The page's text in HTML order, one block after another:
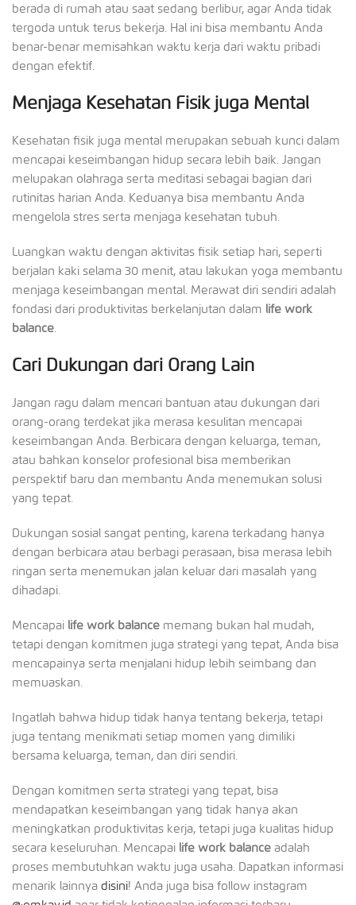
berada di rumah atau saat sedang berlibur, agar Anda tidak
tergoda untuk terus bekerja. Hal ini bisa membantu Anda
benar-benar memisahkan waktu kerja dari waktu pribadi
dengan efektif.
Menjaga Kesehatan Fisik juga Mental
Kesehatan fisik juga mental merupakan sebuah kunci dalam
mencapai keseimbangan hidup secara lebih baik. Jangan
melupakan olahraga serta meditasi sebagai bagian dari
rutinitas harian Anda. Keduanya bisa membantu Anda
mengelola stres serta menjaga kesehatan tubuh.
Luangkan waktu dengan aktivitas fisik setiap hari, seperti
berjalan kaki selama 30 menit, atau lakukan yoga membantu
menjaga keseimbangan mental. Merawat diri sendiri adalah
fondasi dari produktivitas berkelanjutan dalam life work
balance.
Cari Dukungan dari Orang Lain
Jangan ragu dalam mencari bantuan atau dukungan dari
orang-orang terdekat jika merasa kesulitan mencapai
keseimbangan Anda. Berbicara dengan keluarga, teman,
atau bahkan konselor profesional bisa memberikan
perspektif baru dan membantu Anda menemukan solusi
yang tepat.
Dukungan sosial sangat penting, karena terkadang hanya
dengan berbicara atau berbagi perasaan, bisa merasa lebih
ringan serta menemukan jalan keluar dari masalah yang
dihadapi.
Mencapai life work balance memang bukan hal mudah,
tetapi dengan komitmen juga strategi yang tepat, Anda bisa
mencapainya serta menjalani hidup lebih seimbang dan
memuaskan.
Ingatlah bahwa hidup tidak hanya tentang bekerja, tetapi
juga tentang menikmati setiap momen yang dimiliki
bersama keluarga, teman, dan diri sendiri.
Dengan komitmen serta strategi yang tepat, bisa
mendapatkan keseimbangan yang tidak hanya akan
meningkatkan produktivitas kerja, tetapi juga kualitas hidup
secara keseluruhan. Mencapai life work balance adalah
proses membutuhkan waktu juga usaha. Dapatkan informasi
menarik lainnya disini! Anda juga bisa follow instagram